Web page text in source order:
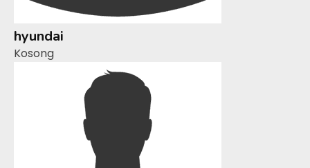
hyundai
Kosong